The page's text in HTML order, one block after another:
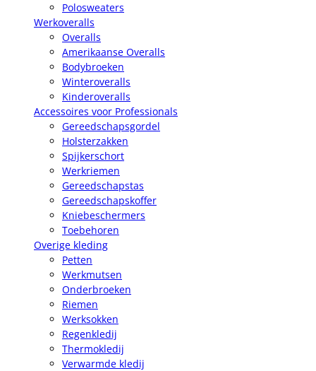
Polosweaters
Werkoveralls
Overalls
Amerikaanse Overalls
Bodybroeken
Winteroveralls
Kinderoveralls
Accessoires voor Professionals
Gereedschapsgordel
Holsterzakken
Spijkerschort
Werkriemen
Gereedschapstas
Gereedschapskoffer
Kniebeschermers
Toebehoren
Overige kleding
Petten
Werkmutsen
Onderbroeken
Riemen
Werksokken
Regenkledij
Thermokledij
Verwarmde kledij